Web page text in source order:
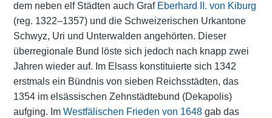
dem neben elf Städten auch Graf Eberhard II. von Kiburg
(reg. 1322–1357) und die Schweizerischen Urkantone
Schwyz, Uri und Unterwalden angehörten. Dieser
überregionale Bund löste sich jedoch nach knapp zwei
Jahren wieder auf. Im Elsass konstituierte sich 1342
erstmals ein Bündnis von sieben Reichsstädten, das
1354 im elsässischen Zehnstädtebund (Dekapolis)
aufging. Im Westfälischen Frieden von 1648gab das